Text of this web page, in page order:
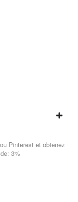
Pinterest et obtenez
3%